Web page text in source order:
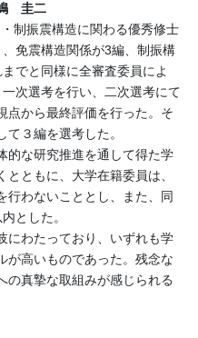
圭二
制振震構造に関わる優秀修士
免震構造関係が3編、制振構
でと同様に全審査委員によ
次選考を行い、二次選考にて
点から最終評価を行った。そ
３編を選考した。
な研究推進を通して得た学
ともに、大学在籍委員は、
行わないこととし、また、同
とした。
わたっており、いずれも学
が高いものであった。残念な
の真摯な取組みが感じられる